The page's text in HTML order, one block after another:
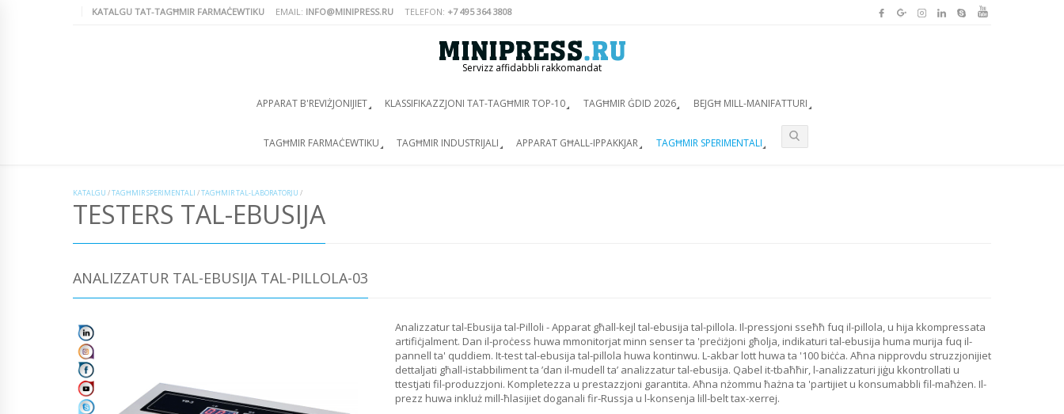
KATALGU TAT-TAGĦMIR FARMAĊEWTIKU EMAIL: INFO@MINIPRESS.RU TELEFON: +7 495 364 3808
Servizz affidabbli rakkomandat
APPARAT B'REVIŻJONIJIET KLASSIFIKAZZJONI TAT-TAGĦMIR TOP-10 TAGĦMIR ĠDID 2026 BEJGĦ MILL-MANIFATTURI
TAGĦMIR FARMAĊEWTIKU TAGĦMIR INDUSTRIJALI APPARAT GĦALL-IPPAKKJAR TAGĦMIR SPERIMENTALI
KATALGU /TAGĦMIR SPERIMENTALI /TAGĦMIR TAL-LABORATORJU /
TESTERS TAL-EBUSIJA
ANALIZZATUR TAL-EBUSIJA TAL-PILLOLA-03
Analizzatur tal-Ebusija tal-Pilloli - Apparat għall-kejl tal-ebusija tal-pillola. Il-pressjoni sseħħ fuq il-pillola, u hija kkompressata
artifiċjalment. Dan il-proċess huwa mmonitorjat minn senser ta 'preċiżjoni għolja, indikaturi tal-ebusija huma murija fuq il-
pannell ta' quddiem. It-test tal-ebusija tal-pillola huwa kontinwu. L-akbar lott huwa ta '100 biċċa. Aħna nipprovdu struzzjonijiet
dettaljati għall-istabbiliment ta ’dan il-mudell ta’ analizzatur tal-ebusija. Qabel it-tbaħħir, l-analizzaturi jiġu kkontrollati u
ttestjati fil-produzzjoni. Kompletezza u prestazzjoni garantita. Aħna nżommu ħażna ta 'partijiet u konsumabbli fil-maħżen. Il-
prezz huwa inkluż mill-ħlasijiet doganali fir-Russja u l-konsenja lill-belt tax-xerrej.